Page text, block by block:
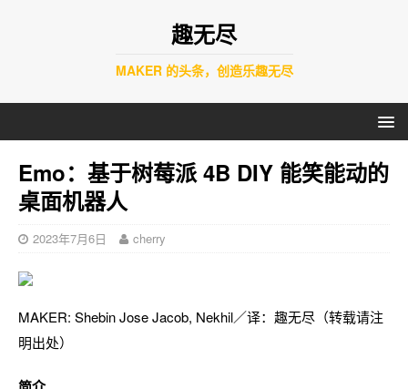
趣无尽
MAKER 的头条，创造乐趣无尽
Emo：基于树莓派 4B DIY 能笑能动的
桌面机器人
2023年7月6日 cherry
MAKER: Shebin Jose Jacob, Nekhil／译：趣无尽（转载请注
明出处）